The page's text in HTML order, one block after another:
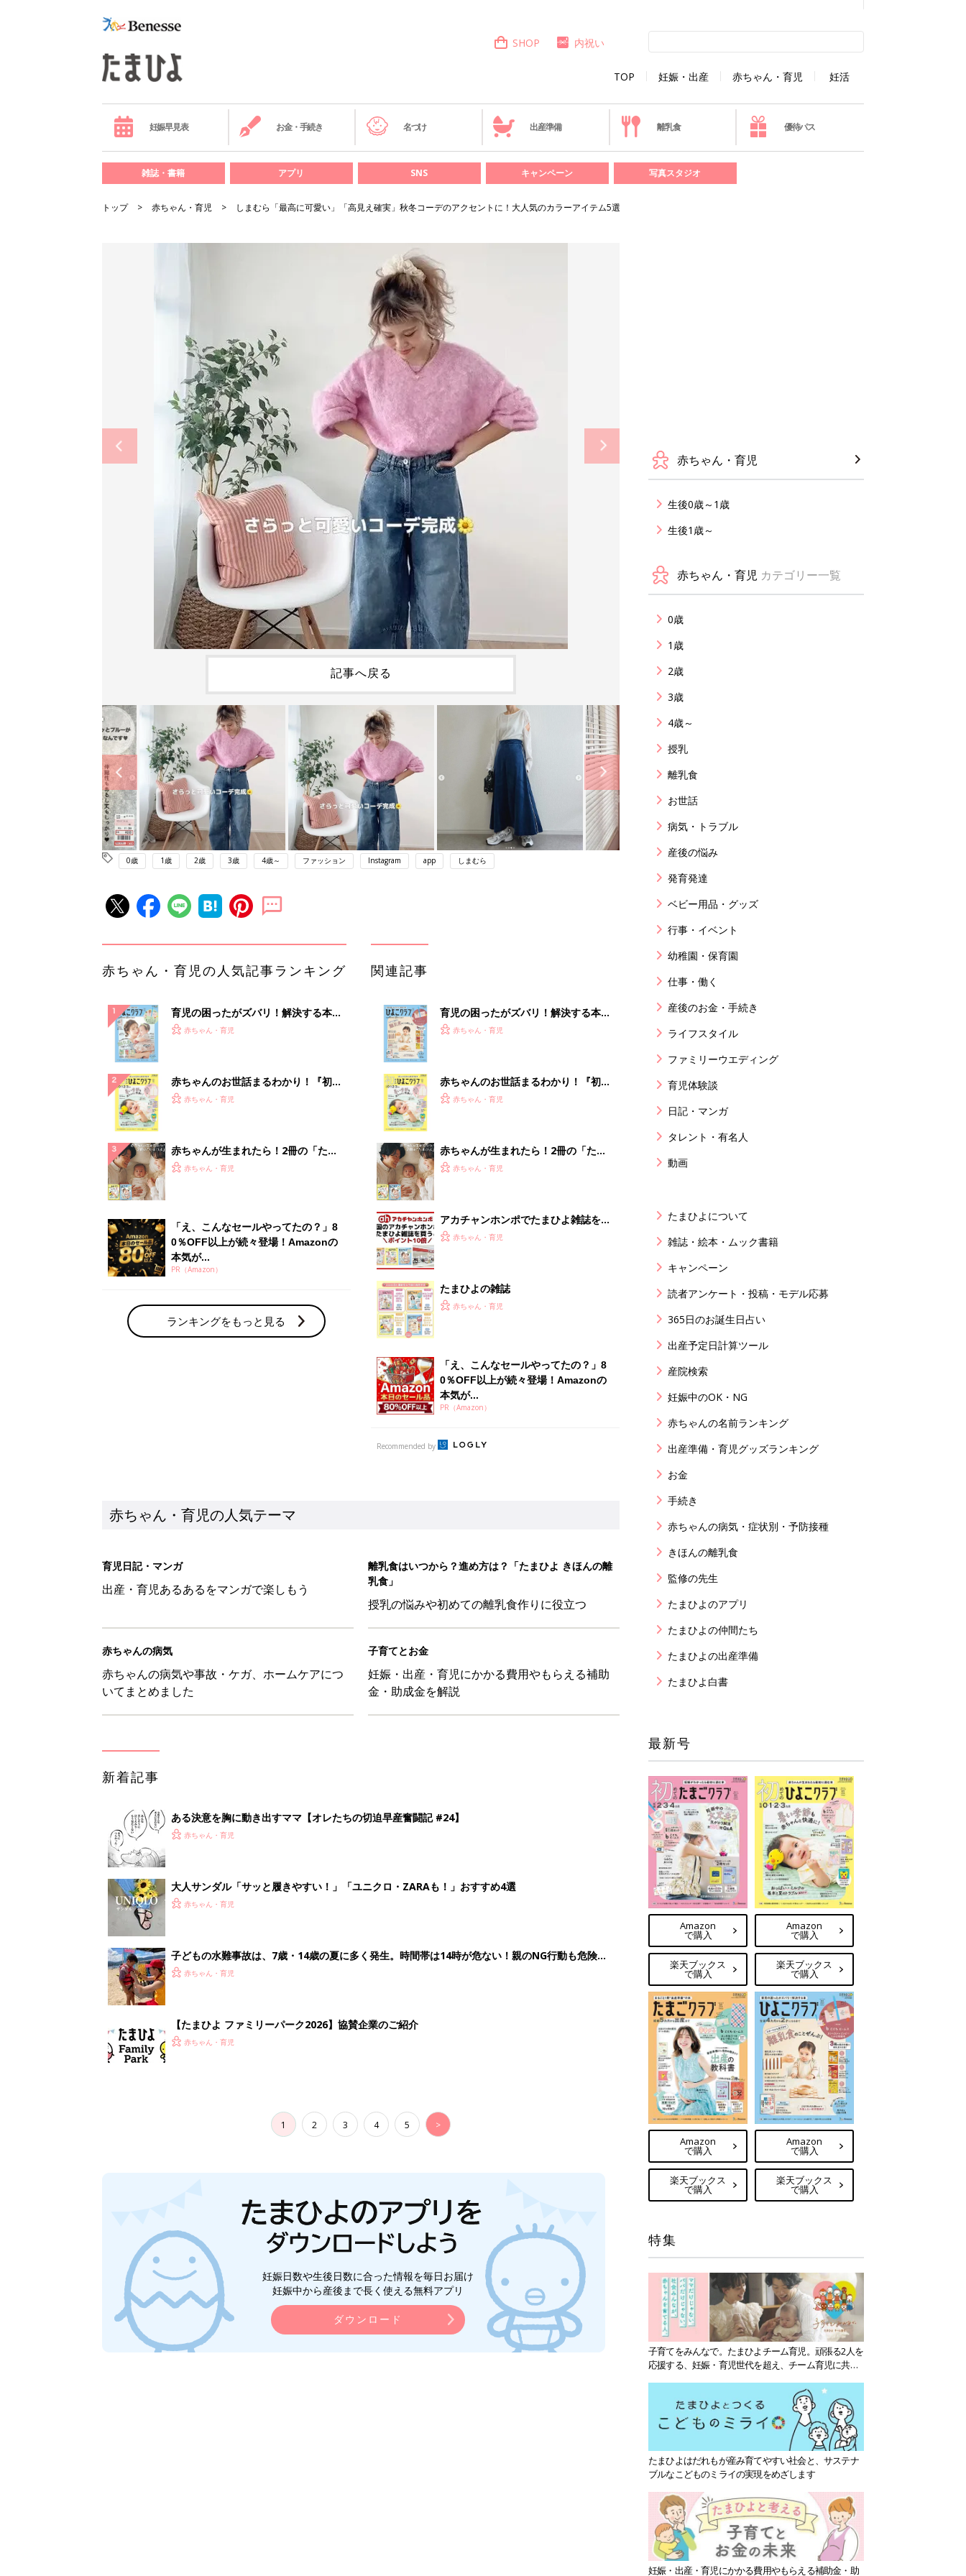
TOP 妊娠・出産 赤ちゃん・育児 妊活
SHOP 内祝い
妊娠早見表 お金・手続き 名づけ 出産準備 離乳食 優待パス
雑誌・書籍 アプリ SNS キャンペーン 写真スタジオ
トップ 赤ちゃん・育児 しまむら「最高に可愛い」「高見え確実」秋冬コーデのアクセントに！大人気のカラーアイテム5選
記事へ戻る
0歳 1歳 2歳 3歳 4歳～ ファッション Instagram app しまむら
赤ちゃん・育児の人気記事ランキング
育児の困ったがズバリ！解決する本
『ひよこクラブ 夏号』 4カ月～2才
赤ちゃん・育児
赤ちゃんのお世話まるわかり！『初め
てのひよこクラブ 夏号』〈巻頭大特
赤ちゃん・育児
赤ちゃんが生まれたら！2冊の「たま
ひよ」
赤ちゃん・育児
「え、こんなセールやってたの？」8
0％OFF以上が続々登場！Amazonの
本気が...
PR（Amazon）
ランキングをもっと見る
関連記事
育児の困ったがズバリ！解決する本
『ひよこクラブ 秋号』 4カ月～2才
赤ちゃん・育児
赤ちゃんのお世話まるわかり！『初め
てのひよこクラブ 夏号』〈巻頭大特
赤ちゃん・育児
赤ちゃんが生まれたら！2冊の「たま
ひよ」
赤ちゃん・育児
アカチャンホンポでたまひよ雑誌を買
うとポイント10倍【期間限定】
赤ちゃん・育児
たまひよの雑誌
赤ちゃん・育児
「え、こんなセールやってたの？」8
0％OFF以上が続々登場！Amazonの
本気が...
PR（Amazon）
Recommended by
赤ちゃん・育児の人気テーマ
育児日記・マンガ
出産・育児あるあるをマンガで楽しもう
離乳食はいつから？進め方は？「たまひよ きほんの離
乳食」
授乳の悩みや初めての離乳食作りに役立つ
赤ちゃんの病気
赤ちゃんの病気や事故・ケガ、ホームケアにつ
いてまとめました
子育てとお金
妊娠・出産・育児にかかる費用やもらえる補助
金・助成金を解説
新着記事
ある決意を胸に動き出すママ【オレたちの切迫早産奮闘記 #24】
赤ちゃん・育児
大人サンダル「サッと履きやすい！」「ユニクロ・ZARAも！」おすすめ4選
赤ちゃん・育児
子どもの水難事故は、7歳・14歳の夏に多く発生。時間帯は14時が危ない！親のNG行動も危険を
まねく【専門家】
赤ちゃん・育児
【たまひよ ファミリーパーク2026】協賛企業のご紹介
赤ちゃん・育児
1 2 3 4 5 >
妊娠日数や生後日数に合った情報を毎日お届け
妊娠中から産後まで長く使える無料アプリ
ダウンロード
赤ちゃん・育児
生後0歳～1歳
生後1歳～
赤ちゃん・育児 カテゴリー一覧
0歳
1歳
2歳
3歳
4歳～
授乳
離乳食
お世話
病気・トラブル
産後の悩み
発育発達
ベビー用品・グッズ
行事・イベント
幼稚園・保育園
仕事・働く
産後のお金・手続き
ライフスタイル
ファミリーウエディング
育児体験談
日記・マンガ
タレント・有名人
動画
たまひよについて
雑誌・絵本・ムック書籍
キャンペーン
読者アンケート・投稿・モデル応募
365日のお誕生日占い
出産予定日計算ツール
産院検索
妊娠中のOK・NG
赤ちゃんの名前ランキング
出産準備・育児グッズランキング
お金
手続き
赤ちゃんの病気・症状別・予防接種
きほんの離乳食
監修の先生
たまひよのアプリ
たまひよの仲間たち
たまひよの出産準備
たまひよ白書
最新号
Amazon
で購入
楽天ブックス
で購入
Amazon
で購入
楽天ブックス
で購入
Amazon
で購入
楽天ブックス
で購入
Amazon
で購入
楽天ブックス
で購入
特集
子育てをみんなで。たまひよチーム育児。頑張る2人を
応援する、妊娠・育児世代を超え、チーム育児に共感
たまひよはだれもが産み育てやすい社会と、サステナ
ブルなこどものミライの実現をめざします
妊娠・出産・育児にかかる費用やもらえる補助金・助